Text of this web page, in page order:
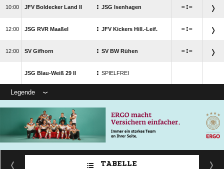
 JFV Boldecker Land II : JSG Isenhagen :
 JSG RVR Maaßel : JFV Kickers Hill.-Leif. :
 SV Gifhorn : SV BW Rühen :
JSG Blau-Weiß 29 II : SPIELFREI
Legende
TABELLE